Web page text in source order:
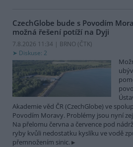
CzechGlobe bude s Povodím
možná řešení potíží na Dyji
7.8.2026 11:34 | BRNO (ČTK)
Diskuse: 2
Akademie věd ČR (CzechGlobe) ve
Povodím Moravy. Problémy jsou nyní
Na přelomu června a července pod
ryby kvůli nedostatku kyslíku ve vodě
přemnožením sinic.